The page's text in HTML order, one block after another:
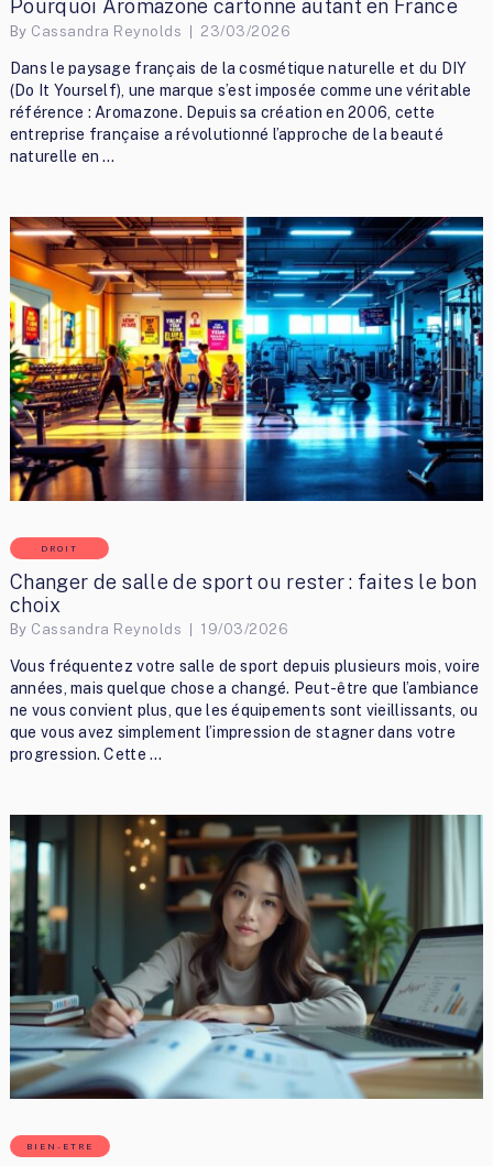
Pourquoi Aromazone cartonne autant en France
By Cassandra Reynolds 23/03/2026
Dans le paysage français de la cosmétique naturelle et du DIY
(Do It Yourself), une marque s’est imposée comme une véritable
référence : Aromazone. Depuis sa création en 2006, cette
entreprise française a révolutionné l’approche de la beauté
naturelle en …
DROIT
Changer de salle de sport ou rester : faites le bon
choix
By Cassandra Reynolds 19/03/2026
Vous fréquentez votre salle de sport depuis plusieurs mois, voire
années, mais quelque chose a changé. Peut-être que l’ambiance
ne vous convient plus, que les équipements sont vieillissants, ou
que vous avez simplement l’impression de stagner dans votre
progression. Cette …
BIEN-ETRE